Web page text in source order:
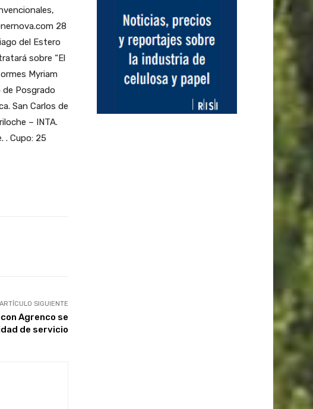
28
del Estero
sobre “El
Myriam
de Posgrado
San Carlos de
– INTA.
. Cupo: 25
ARTÍCULO SIGUIENTE
Agrenco se
de servicio